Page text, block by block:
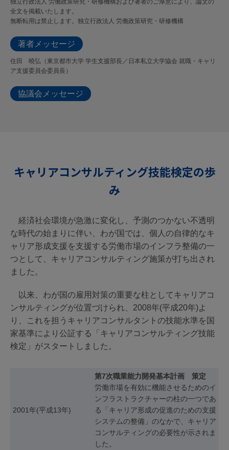
独立行政法人 労働政策研究・研修機構および著者のご厚意により、論文の
全文を掲載いたします。
無断転用は禁止します。独立行政法人 労働政策研究・研修機構
著者メッセージ
住田 曉弘（東京都市大学 学生支援部長／日本私立大学協会 就職・キャリ
ア支援委員会委員長）
協議会メッセージ
キャリアコンサルティング技能検定の歩
み
経済社会環境が急激に変化し、予測のつかない不透明
な時代の始まりに伴い、わが国では、個人の自律的なキ
ャリア形成支援を支援する労働市場のインフラ整備の一
つとして、キャリアコンサルティング施策が打ち出され
ました。
以来、わが国の雇用対策の重要な柱としてキャリアコ
ンサルティングが位置づけられ、2008年(平成20年)よ
り、これを担うキャリアコンサルタントの技能水準を国
家基準により公証する「キャリアコンサルティング技能
検定」がスタートしました。
2001年(平成13年)
第7次職業能力開発基本計画 策定
労働市場を有効に機能させるためのイ
ンフラストラクチャーの柱の一つであ
る「キャリア形成の促進のための支援
システムの整備」のなかで、キャリア
コンサルティングの必要性が示されま
した。